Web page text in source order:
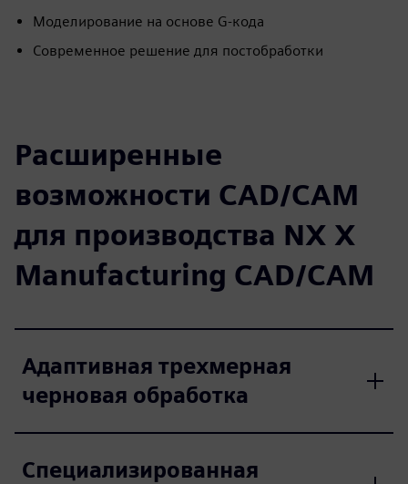
Моделирование на основе G-кода
Современное решение для постобработки
Расширенные
возможности CAD/CAM
для производства NX X
Manufacturing CAD/CAM
Адаптивная трехмерная
черновая обработка
Специализированная